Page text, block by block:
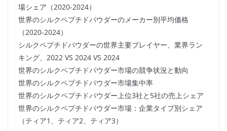
場シェア（2020-2024）
世界のシルクペプチドパウダーのメーカー別平均価格
（2020-2024）
シルクペプチドパウダーの世界主要プレイヤー、業界ラン
キング、2022 VS 2024 VS 2024
世界のシルクペプチドパウダー市場の競争状況と動向
世界のシルクペプチドパウダー市場集中率
世界のシルクペプチドパウダー上位3社と5社の売上シェア
世界のシルクペプチドパウダー市場：企業タイプ別シェア
（ティア1、ティア2、ティア3）